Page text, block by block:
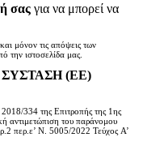
σας για να μπορεί να
μόνον τις απόψεις των
την ιστοσελίδα μας.
(ΕΕ)
334 της Επιτροπής της 1ης
αντιμετώπιση του παράνομου
περ.ε’ Ν. 5005/2022 Τεύχος A’